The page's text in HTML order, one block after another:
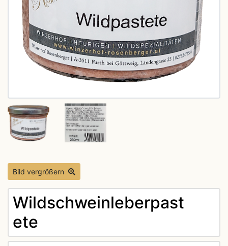
Bild vergrößern
Wildschweinleberpast
ete